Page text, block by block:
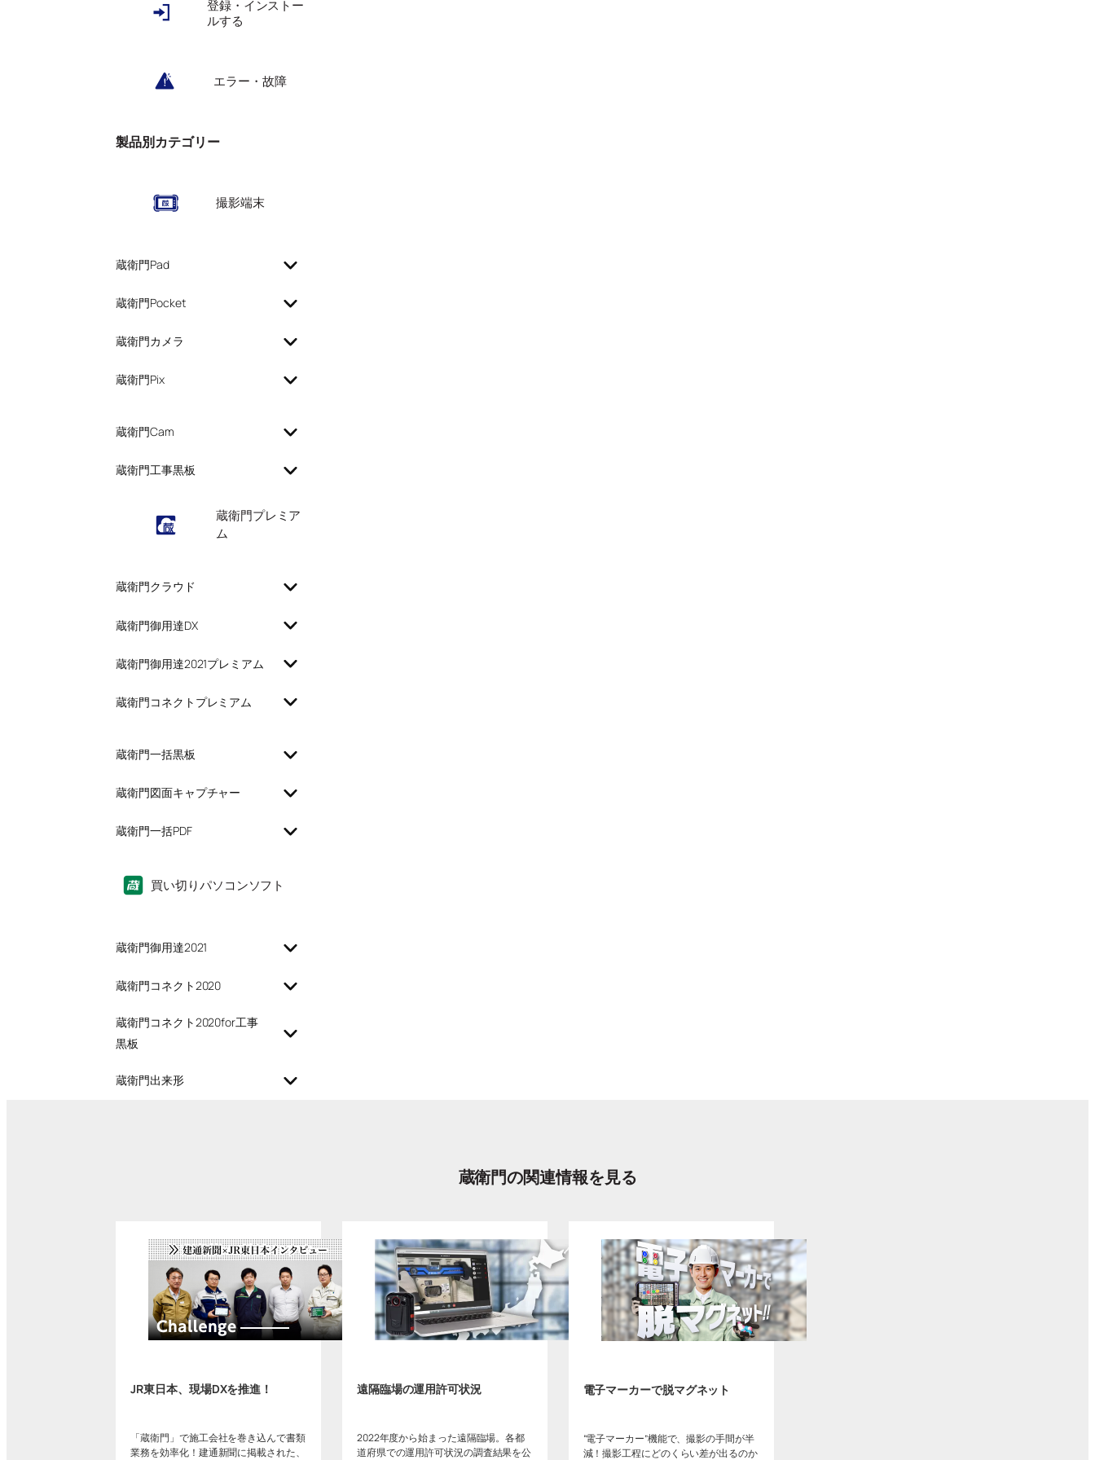
登録・インストー
ルする
エラー・故障
製品別カテゴリー
撮影端末
蔵衛門Pad
蔵衛門Pocket
蔵衛門カメラ
蔵衛門Pix
蔵衛門Cam
蔵衛門工事黒板
蔵衛門プレミア
ム
蔵衛門クラウド
蔵衛門御用達DX
蔵衛門御用達2021プレミアム
蔵衛門コネクトプレミアム
蔵衛門一括黒板
蔵衛門図面キャプチャー
蔵衛門一括PDF
買い切りパソコンソフト
蔵衛門御用達2021
蔵衛門コネクト2020
蔵衛門コネクト2020for工事
黒板
蔵衛門出来形
蔵衛門の関連情報を見る
JR東日本、現場DXを推進！
「蔵衛門」で施工会社を巻き込んで書類
業務を効率化！建通新聞に掲載された、
遠隔臨場の運用許可状況
2022年度から始まった遠隔臨場。各都
道府県での運用許可状況の調査結果を公
電子マーカーで脱マグネット
“電子マーカー”機能で、撮影の手間が半
減！撮影工程にどのくらい差が出るのか